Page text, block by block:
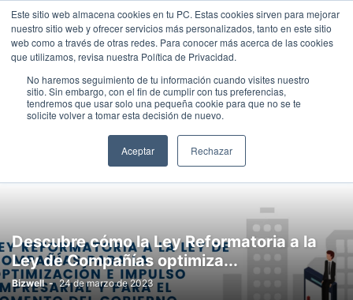
Este sitio web almacena cookies en tu PC. Estas cookies sirven para mejorar
nuestro sitio web y ofrecer servicios más personalizados, tanto en este sitio
web como a través de otras redes. Para conocer más acerca de las cookies
que utilizamos, revisa nuestra Política de Privacidad.
No haremos seguimiento de tu información cuando visites nuestro
sitio. Sin embargo, con el fin de cumplir con tus preferencias,
tendremos que usar solo una pequeña cookie para que no se te
solicite volver a tomar esta decisión de nuevo.
Aceptar Rechazar
Home Gobierno Corporativo
GOBIERNO CORPORATIVO
CHIRO Y CON MIEDO
GOBIERNO CORPORATIVO LEYES Y REGULACIONES
Descubre cómo la Ley Reformatoria a la
Ley de Compañías optimiza...
Bizwell - 24 de marzo de 2023